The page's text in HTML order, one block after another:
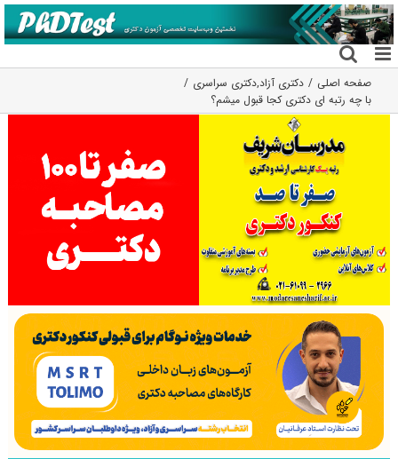
رفتن
به
محتوا
صفحه اصلی دکتری آزاد,دکتری سراسری
با چه رتبه ای دکتری کجا قبول میشم؟